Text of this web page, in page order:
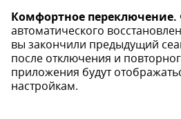
Комфортное переключение.
автоматического
вы закончили предыдущий
после отключения и
приложения будут
настройкам.